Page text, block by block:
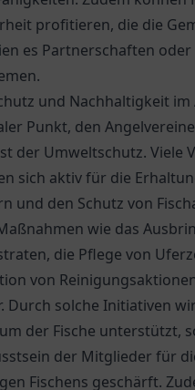
profitieren, die die
es Partnerschaften
und Nachhaltigkeit im
Punkt, den
der Umweltschutz. Viele
sich aktiv für die
und den Schutz von
wie das
die Pflege von
von
Durch solche Initiativen
der Fische unterstützt,
der Mitglieder für
Fischens geschärft.